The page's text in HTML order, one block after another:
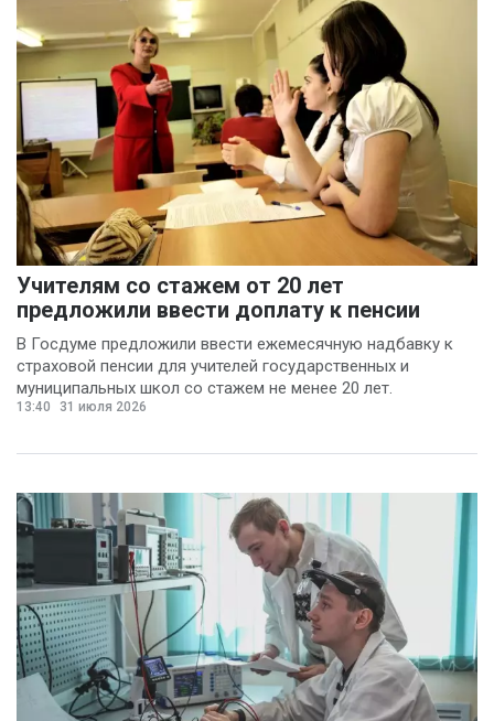
Учителям со стажем от 20 лет
предложили ввести доплату к пенсии
В Госдуме предложили ввести ежемесячную надбавку к
страховой пенсии для учителей государственных и
муниципальных школ со стажем не менее 20 лет.
13:40 31 июля 2026